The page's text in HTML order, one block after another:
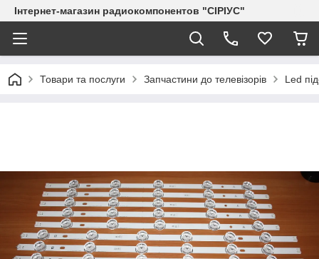
Інтернет-магазин радиокомпонентов "СІРІУС"
Товари та послуги Запчастини до телевізорів Led